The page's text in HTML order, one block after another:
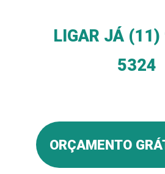
LIGAR JÁ
5324
ORÇAMENTO